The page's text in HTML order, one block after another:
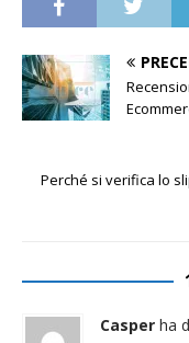
Perché si verifica lo
Casper ha